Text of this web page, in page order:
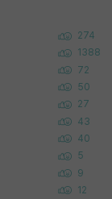
274
1388
72
50
27
43
40
5
9
12